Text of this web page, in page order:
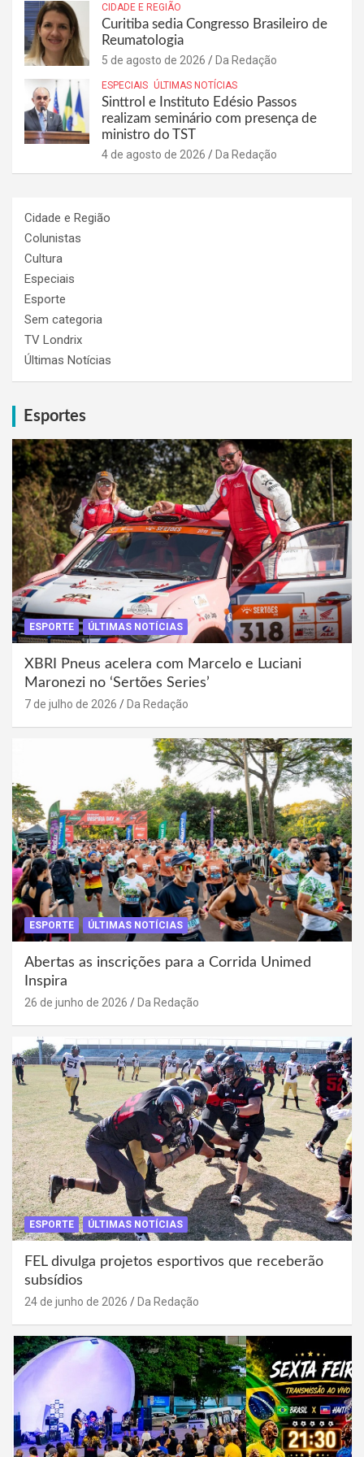
CIDADE E REGIÃO
Curitiba sedia Congresso Brasileiro de
Reumatologia
5 de agosto de 2026 Da Redação
ESPECIAIS ÚLTIMAS NOTÍCIAS
Sinttrol e Instituto Edésio Passos
realizam seminário com presença de
ministro do TST
4 de agosto de 2026 Da Redação
Cidade e Região
Colunistas
Cultura
Especiais
Esporte
Sem categoria
TV Londrix
Últimas Notícias
Esportes
ESPORTE ÚLTIMAS NOTÍCIAS
XBRI Pneus acelera com Marcelo e Luciani
Maronezi no ‘Sertões Series’
7 de julho de 2026 Da Redação
ESPORTE ÚLTIMAS NOTÍCIAS
Abertas as inscrições para a Corrida Unimed
Inspira
26 de junho de 2026 Da Redação
ESPORTE ÚLTIMAS NOTÍCIAS
FEL divulga projetos esportivos que receberão
subsídios
24 de junho de 2026 Da Redação